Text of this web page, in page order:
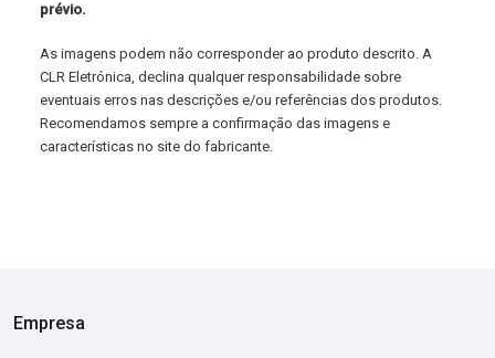
prévio.
As imagens podem não corresponder ao produto descrito. A
CLR Eletrónica, declina qualquer responsabilidade sobre
eventuais erros nas descrições e/ou referências dos produtos.
Recomendamos sempre a confirmação das imagens e
características no site do fabricante.
Empresa